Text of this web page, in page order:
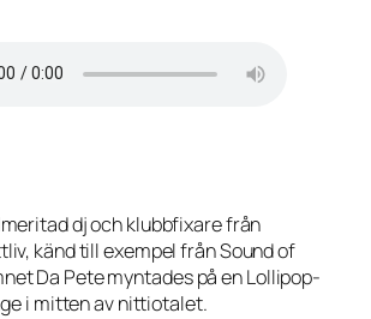
dj och klubbfixare från
känd till exempel från Sound of
Da Pete myntades på en Lollipop-
i mitten av nittiotalet.